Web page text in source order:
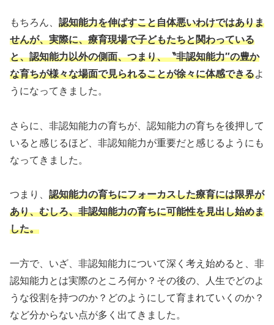
もちろん、 認知能力を伸ばすこと自体悪いわけではありま
せんが、実際に、療育現場で子どもたちと関わっている
と、認知能力以外の側面、つまり、〝非認知能力″の豊か
な育ちが様々な場面で見られることが徐々に体感できるよ
うになってきました。
さらに、非認知能力の育ちが、認知能力の育ちを後押して
いると感じるほど、非認知能力が重要だと感じるようにも
なってきました。
つまり、 認知能力の育ちにフォーカスした療育には限界が
あり、むしろ、非認知能力の育ちに可能性を見出し始めま
した。
一方で、いざ、非認知能力について深く考え始めると、非
認知能力とは実際のところ何か？その後の、人生でどのよ
うな役割を持つのか？どのようにして育まれていくのか？
など分からない点が多く出てきました。